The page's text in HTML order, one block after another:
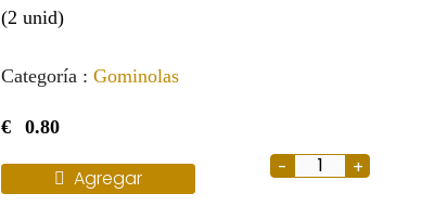
(2 unid)
Categoría : Gominolas
€ 0.80
Agregar